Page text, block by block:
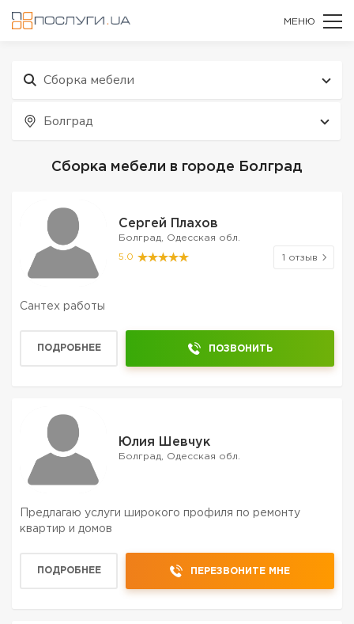
МЕНЮ
Сборка мебели
Болград
Сборка мебели в городе Болград
Сергей Плахов
Болград, Одесская обл.
5.0 1 отзыв
Сантех работы
ПОДРОБНЕЕ ПОЗВОНИТЬ
Юлия Шевчук
Болград, Одесская обл.
Предлагаю услуги широкого профиля по ремонту
квартир и домов
ПОДРОБНЕЕ ПЕРЕЗВОНИТЕ МНЕ